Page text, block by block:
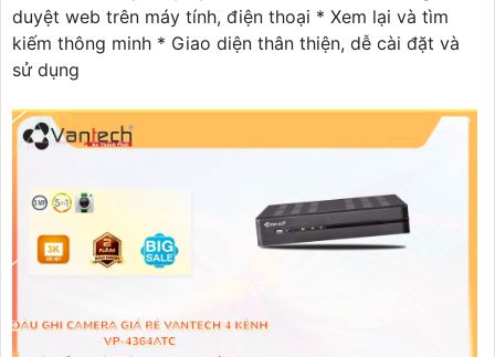
duyệt web trên máy tính, điện thoại * Xem lại và tìm
kiếm thông minh * Giao diện thân thiện, dễ cài đặt và
sử dụng